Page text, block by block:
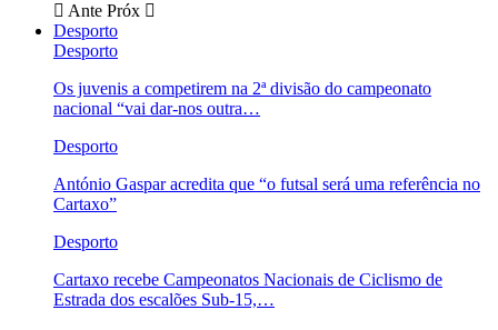
Ante Próx
Desporto
Desporto
Os juvenis a competirem na 2ª divisão do campeonato
nacional “vai dar-nos outra…
Desporto
António Gaspar acredita que “o futsal será uma referência no
Cartaxo”
Desporto
Cartaxo recebe Campeonatos Nacionais de Ciclismo de
Estrada dos escalões Sub-15,…